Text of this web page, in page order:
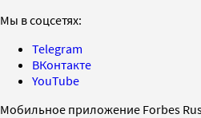
Мы в соцсетях:
Telegram
ВКонтакте
YouTube
Мобильное приложение Forbes